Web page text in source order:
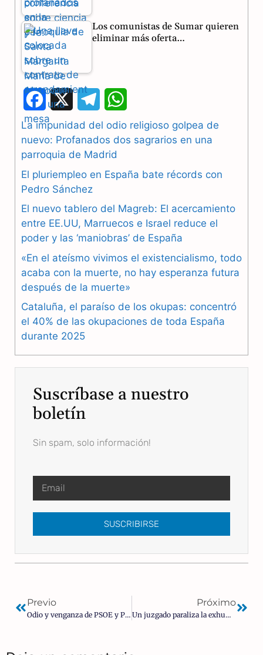
Los comunistas de Sumar quieren
eliminar más oferta…
F
a
c
b
o
o
k
e
l
r
a
m
h
a
A
p
p
La impunidad del odio religioso golpea de
nuevo: Profanados dos sagrarios en una
parroquia de Madrid
El pluriempleo en España bate récords con
Pedro Sánchez
El nuevo tablero del Magreb: El acercamiento
entre EE.UU, Marruecos e Israel reduce el
poder y las ‘maniobras’ de España
«En el ateísmo vivimos el existencialismo, todo
acaba con la muerte, no hay esperanza futura
después de la muerte»
Cataluña, el paraíso de los okupas: concentró
el 40% de las okupaciones de toda España
durante 2025
Suscríbase a nuestro
boletín
Sin spam, solo información!
SUSCRIBIRSE
Previo
Odio y venganza de PSOE y Podemos: cambiarán el nombre del Valle de los Caídos por «Valle de Cuelgamuros»
Próximo
Un juzgado paraliza la exhumación en las criptas del Valle de los Caídos